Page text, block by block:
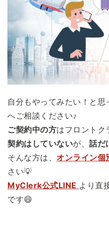
自分もやってみたい！と
へご相談ください♪
ご契約中の方はフロントク
契約はしていないが、 話だ
そんな方は、 オンライン個
さい💡
MyClerk公式LINE より直
です😄